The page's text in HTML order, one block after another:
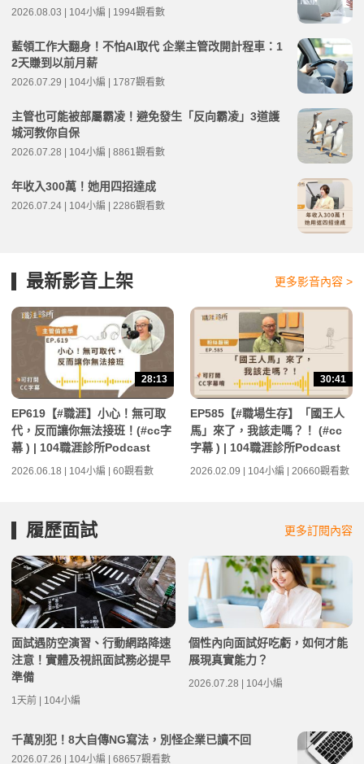
2026.08.03 | 104小編 | 1994觀看數
藍領工作大翻身！不怕AI取代 企業主管改開計程車：1
2天賺到以前月薪
2026.07.29 | 104小編 | 1787觀看數
主管也可能被部屬霸凌！避免發生「反向霸凌」3道護
城河教你自保
2026.07.28 | 104小編 | 8861觀看數
年收入300萬！她用四招達成
2026.07.24 | 104小編 | 2286觀看數
最新影音上架 更多影音內容 >
28:13
EP619【#職涯】小心！無可取
代，反而讓你無法接班！(#cc字
幕 ) | 104職涯診所Podcast
2026.06.18 | 104小編 | 60觀看數
30:41
EP585【#職場生存】「國王人
馬」來了，我該走嗎？！ (#cc
字幕 ) | 104職涯診所Podcast
2026.02.09 | 104小編 | 20660觀看數
履歷面試 更多訂閱內容
面試遇防空演習、行動網路降速
注意！實體及視訊面試務必提早
準備
1天前 | 104小編
個性內向面試好吃虧，如何才能
展現真實能力？
2026.07.28 | 104小編
千萬別犯！8大自傳NG寫法，別怪企業已讀不回
2026.07.26 | 104小編 | 68657觀看數